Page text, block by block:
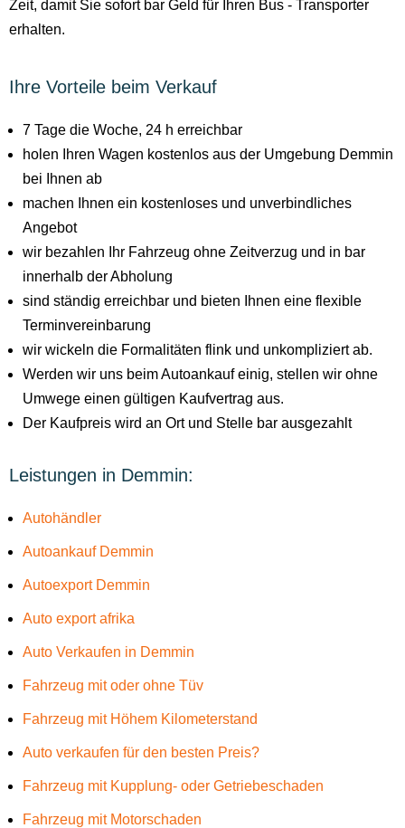
Zeit, damit Sie sofort bar Geld für Ihren Bus - Transporter
erhalten.
Ihre Vorteile beim Verkauf
7 Tage die Woche, 24 h erreichbar
holen Ihren Wagen kostenlos aus der Umgebung Demmin
bei Ihnen ab
machen Ihnen ein kostenloses und unverbindliches
Angebot
wir bezahlen Ihr Fahrzeug ohne Zeitverzug und in bar
innerhalb der Abholung
sind ständig erreichbar und bieten Ihnen eine flexible
Terminvereinbarung
wir wickeln die Formalitäten flink und unkompliziert ab.
Werden wir uns beim Autoankauf einig, stellen wir ohne
Umwege einen gültigen Kaufvertrag aus.
Der Kaufpreis wird an Ort und Stelle bar ausgezahlt
Leistungen in Demmin:
Autohändler
Autoankauf Demmin
Autoexport Demmin
Auto export afrika
Auto Verkaufen in Demmin
Fahrzeug mit oder ohne Tüv
Fahrzeug mit Höhem Kilometerstand
Auto verkaufen für den besten Preis?
Fahrzeug mit Kupplung- oder Getriebeschaden
Fahrzeug mit Motorschaden